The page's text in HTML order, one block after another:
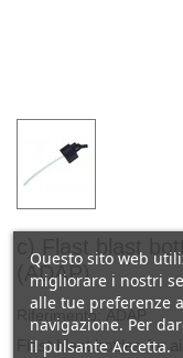
c) Flast blast
(ADAP).
Riferimento: ADAP
Flast blast bottles for
Questo sito web
migliorare i nostri
alle tue preferenze
navigazione. Per
il pulsante Accetta.